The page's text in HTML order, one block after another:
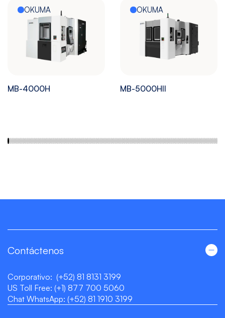
OKUMA
MB-4000H
OKUMA
MB-5000HII
Contáctenos
Corporativo: (+52) 81 8131 3199
US Toll Free: (+1) 877 700 5060
Chat WhatsApp: (+52) 81 1910 3199